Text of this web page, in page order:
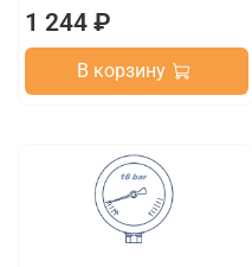
1 244 ₽
В корзину